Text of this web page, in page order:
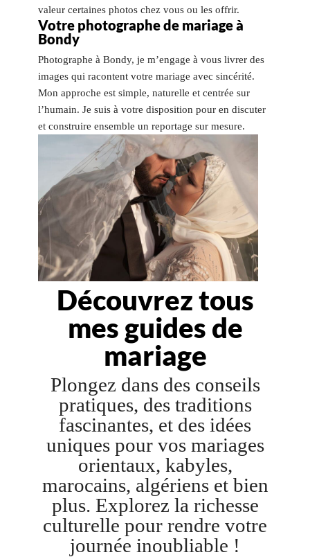
valeur certaines photos chez vous ou les offrir.
Votre photographe de mariage à
Bondy
Photographe à Bondy, je m’engage à vous livrer des
images qui racontent votre mariage avec sincérité.
Mon approche est simple, naturelle et centrée sur
l’humain. Je suis à votre disposition pour en discuter
et construire ensemble un reportage sur mesure.
Découvrez tous
mes guides de
mariage
Plongez dans des conseils
pratiques, des traditions
fascinantes, et des idées
uniques pour vos mariages
orientaux, kabyles,
marocains, algériens et bien
plus. Explorez la richesse
culturelle pour rendre votre
journée inoubliable !